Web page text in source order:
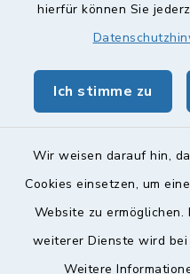
hierfür können Sie
Ich stimme zu
Wir weisen darauf hin,
Cookies einsetzen, um
Website zu
weiterer Dienste wird
Weitere
Landkreis Lichtenfels
geoPortal Lichtenfels